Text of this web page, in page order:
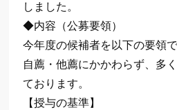
しました。
◆内容（公募要領）
今年度の候補者を以下の要領
自薦・他薦にかかわらず、多
ております。
【授与の基準】